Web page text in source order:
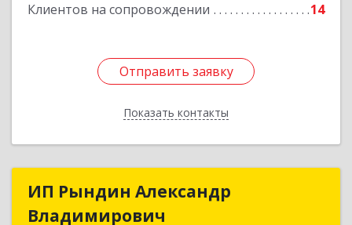
Клиентов на сопровождении 14
Отправить заявку
Показать контакты
Отправить заявку
Назад
ИП Рындин Александр
Владимирович
ИП Рындин Александр